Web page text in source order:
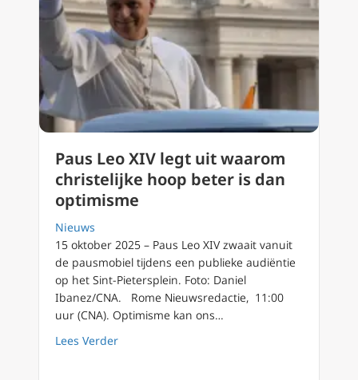
Paus Leo XIV legt uit waarom
christelijke hoop beter is dan
optimisme
Nieuws
15 oktober 2025 – Paus Leo XIV zwaait vanuit
de pausmobiel tijdens een publieke audiëntie
op het Sint-Pietersplein. Foto: Daniel
Ibanez/CNA. Rome Nieuwsredactie, 11:00
uur (CNA). Optimisme kan ons…
Lees Verderabout Paus Leo XIV legt uit waarom